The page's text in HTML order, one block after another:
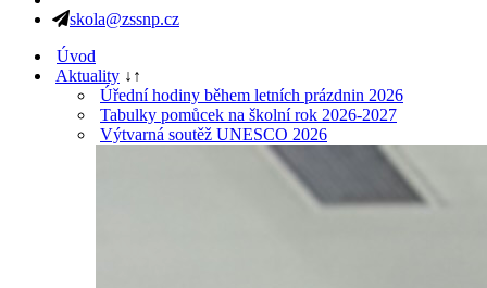
skola@zssnp.cz
Úvod
Aktuality ↓ ↑
Úřední hodiny během letních prázdnin 2026
Tabulky pomůcek na školní rok 2026-2027
Výtvarná soutěž UNESCO 2026